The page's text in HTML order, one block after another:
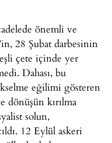
önemli ve
28 Şubat darbesinin
çete içinde yer
Dahası, bu
eğilimi gösteren
dönüşün kırılma
solun,
12 Eylül askeri